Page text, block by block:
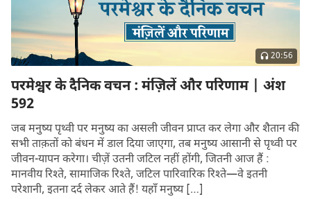
20:56
परमेश्वर के दैनिक वचन : मंज़िलें और परिणाम | अंश
592
जब मनुष्य पृथ्वी पर मनुष्य का असली जीवन प्राप्त कर लेगा और शैतान की
सभी ताक़तों को बंधन में डाल दिया जाएगा, तब मनुष्य आसानी से पृथ्वी पर
जीवन-यापन करेगा। चीज़ें उतनी जटिल नहीं होंगी, जितनी आज हैं :
मानवीय रिश्ते, सामाजिक रिश्ते, जटिल पारिवारिक रिश्ते—वे इतनी
परेशानी, इतना दर्द लेकर आते हैं! यहाँ मनुष्य […]